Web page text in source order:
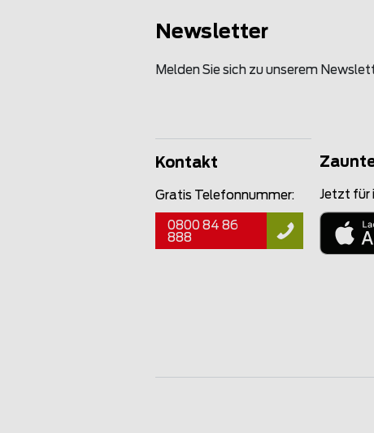
Newsletter
Melden Sie sich zu unserem
Kontakt
Gratis Telefonnummer:
0800 84 86
888
Jetzt für